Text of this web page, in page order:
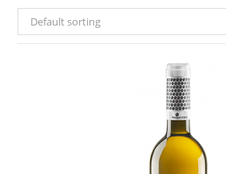
Default sorting